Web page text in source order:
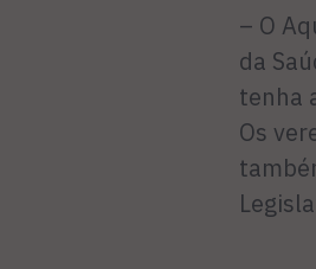
– O
da
tenha
Os